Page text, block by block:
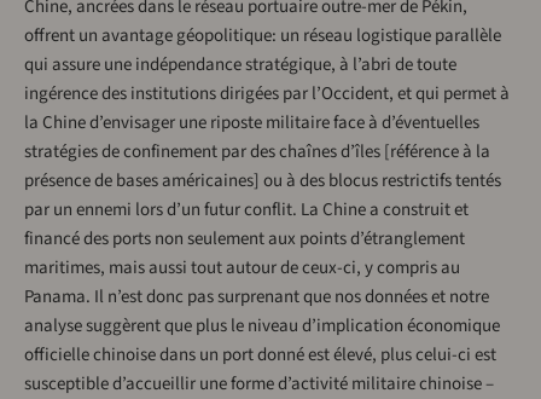
Chine, ancrées dans le réseau portuaire outre-mer de Pékin,
offrent un avantage géopolitique: un réseau logistique parallèle
qui assure une indépendance stratégique, à l’abri de toute
ingérence des institutions dirigées par l’Occident, et qui permet à
la Chine d’envisager une riposte militaire face à d’éventuelles
stratégies de confinement par des chaînes d’îles [référence à la
présence de bases américaines] ou à des blocus restrictifs tentés
par un ennemi lors d’un futur conflit. La Chine a construit et
financé des ports non seulement aux points d’étranglement
maritimes, mais aussi tout autour de ceux-ci, y compris au
Panama. Il n’est donc pas surprenant que nos données et notre
analyse suggèrent que plus le niveau d’implication économique
officielle chinoise dans un port donné est élevé, plus celui-ci est
susceptible d’accueillir une forme d’activité militaire chinoise –